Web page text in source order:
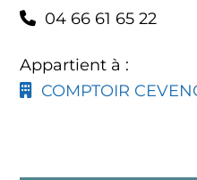
04 66 61 65 22
Appartient à :
COMPTOIR